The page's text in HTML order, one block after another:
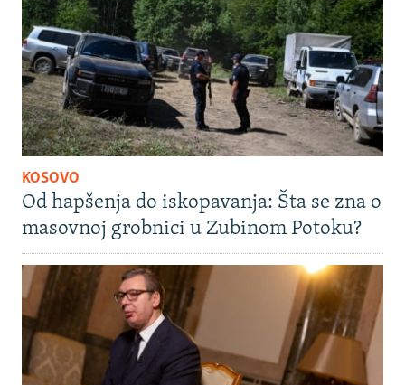
KOSOVO
Od hapšenja do iskopavanja: Šta se zna o
masovnoj grobnici u Zubinom Potoku?